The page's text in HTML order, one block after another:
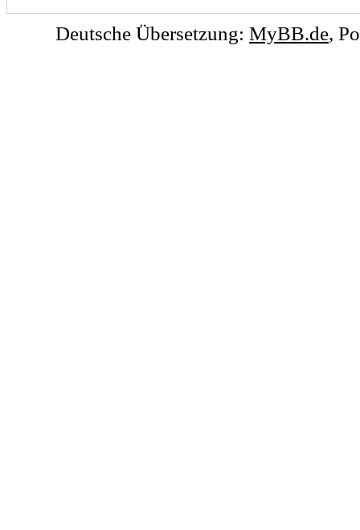
Deutsche Übersetzung: MyBB.de,